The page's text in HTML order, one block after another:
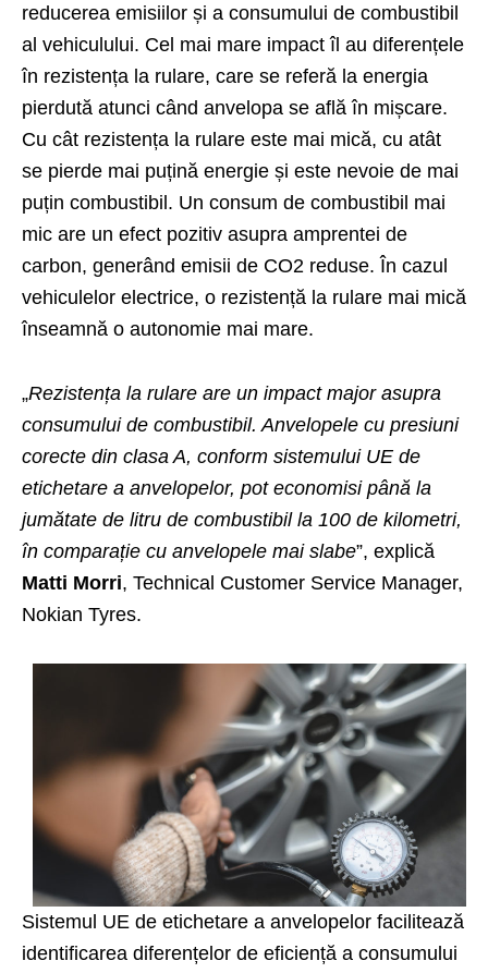
reducerea emisiilor și a consumului de combustibil
al vehiculului. Cel mai mare impact îl au diferențele
în rezistența la rulare, care se referă la energia
pierdută atunci când anvelopa se află în mișcare.
Cu cât rezistența la rulare este mai mică, cu atât
se pierde mai puțină energie și este nevoie de mai
puțin combustibil. Un consum de combustibil mai
mic are un efect pozitiv asupra amprentei de
carbon, generând emisii de CO2 reduse. În cazul
vehiculelor electrice, o rezistență la rulare mai mică
înseamnă o autonomie mai mare.
„Rezistența la rulare are un impact major asupra
consumului de combustibil. Anvelopele cu presiuni
corecte din clasa A, conform sistemului UE de
etichetare a anvelopelor, pot economisi până la
jumătate de litru de combustibil la 100 de kilometri,
în comparație cu anvelopele mai slabe”, explică
Matti Morri, Technical Customer Service Manager,
Nokian Tyres.
Sistemul UE de etichetare a anvelopelor facilitează
identificarea diferențelor de eficiență a consumului